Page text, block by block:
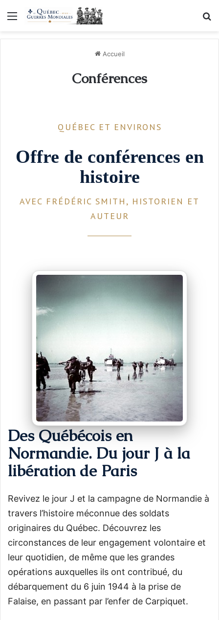
Menu
Accueil
Conférences
QUÉBEC ET ENVIRONS
Offre de conférences en
histoire
AVEC FRÉDÉRIC SMITH, HISTORIEN ET
AUTEUR
Des Québécois en
Normandie. Du jour J à la
libération de Paris
Revivez le jour J et la campagne de Normandie à
travers l’histoire méconnue des soldats
originaires du Québec. Découvrez les
circonstances de leur engagement volontaire et
leur quotidien, de même que les grandes
opérations auxquelles ils ont contribué, du
débarquement du 6 juin 1944 à la prise de
Falaise, en passant par l’enfer de Carpiquet.